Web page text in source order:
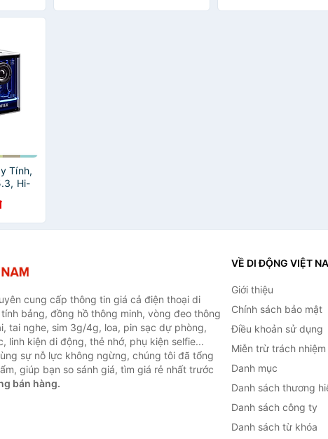
Tính,
Hi-
Sáng,
chính
cung cấp thông tin giá cả điện thoại di
bảng, đồng hồ thông minh, vòng đeo thông
tai nghe, sim 3g/4g, loa, pin sạc dự phòng,
linh kiện di động, thẻ nhớ, phụ kiện selfie...
sự nỗ lực không ngừng, chúng tôi đã tổng
giúp bạn so sánh giá, tìm giá rẻ nhất trước
bán hàng.
VỀ DI ĐỘNG VIỆT
Giới thiệu
Chính sách bảo mật
Điều khoản sử dụng
Miễn trừ trách nhiệm
Danh mục
Danh sách thương
Danh sách công ty
Danh sách từ khóa